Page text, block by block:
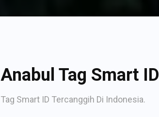
Anabul Tag Smart ID
Tag Smart ID Tercanggih Di Indonesia.